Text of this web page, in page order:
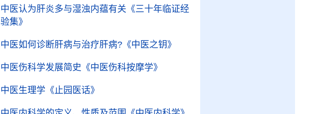
中医认为肝炎多与湿浊内蕴有关 《三十年临证经
验集》
中医如何诊断肝病与治疗肝病? 《中医之钥》
中医伤科学发展简史 《中医伤科按摩学》
中医生理学 《止园医话》